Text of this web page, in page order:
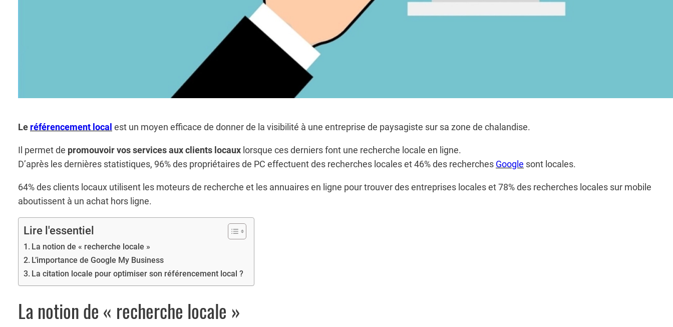
Le référencement local est un moyen efficace de donner de la visibilité à une entreprise de paysagiste sur sa zone de chalandise.
Il permet de promouvoir vos services aux clients locaux lorsque ces derniers font une recherche locale en ligne.
D’après les dernières statistiques, 96% des propriétaires de PC effectuent des recherches locales et 46% des recherches Google sont locales.
64% des clients locaux utilisent les moteurs de recherche et les annuaires en ligne pour trouver des entreprises locales et 78% des recherches locales sur mobile
aboutissent à un achat hors ligne.
Lire l'essentiel
La notion de « recherche locale »
L’importance de Google My Business
La citation locale pour optimiser son référencement local ?
La notion de « recherche locale »